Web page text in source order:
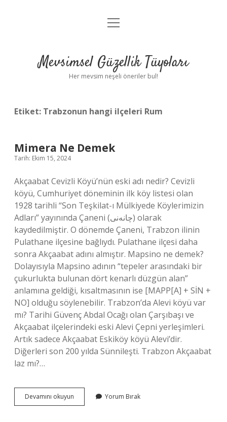
Anasayfa
Yasal Uyarı
menüyü
Mevsimsel Güzellik Tüyoları
Her mevsim neşeli öneriler bul!
Etiket: Trabzonun hangi ilçeleri Rum
Mimera Ne Demek
Tarih: Ekim 15, 2024
Akçaabat Cevizli Köyü’nün eski adı nedir? Cevizli
köyü, Cumhuriyet döneminin ilk köy listesi olan
1928 tarihli “Son Teşkilat-ı Mülkiyede Köylerimizin
Adları” yayınında Çaneni (چانەنی) olarak
kaydedilmiştir. O dönemde Çaneni, Trabzon ilinin
Pulathane ilçesine bağlıydı. Pulathane ilçesi daha
sonra Akçaabat adını almıştır. Mapsino ne demek?
Dolayısıyla Mapsino adının “tepeler arasındaki bir
çukurlukta bulunan dört kenarlı düzgün alan”
anlamına geldiği, kısaltmasının ise [MAPP[A] + SİN +
NO] olduğu söylenebilir. Trabzon’da Alevi köyü var
mı? Tarihi Güvenç Abdal Ocağı olan Çarşıbaşı ve
Akçaabat ilçelerindeki eski Alevi Çepni yerleşimleri.
Artık sadece Akçaabat Eskiköy köyü Alevi’dir.
Diğerleri son 200 yılda Sünnileşti. Trabzon Akçaabat
laz mı?…
Devamını okuyun
Ne
Yorum Bırak